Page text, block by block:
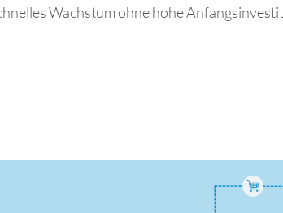
Wachstum ohne hohe